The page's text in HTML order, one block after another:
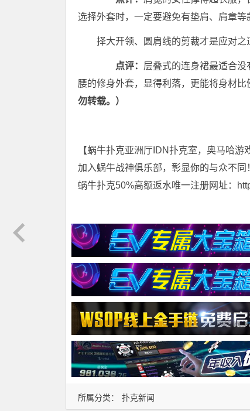
选择外套时，一定要避免有垫肩、肩章等
择大开领、圆肩线的剪裁才是应对之
点评： 层叠式的连身裙最适合
腰的修身外套，显得利落，更能将身材比
勿转载。）
【蜗牛扑克亚洲厅IDN扑克室，奥马哈游
加入蜗牛战神俱乐部，彰显你的与众不同
蜗牛扑克50%高额返水唯一注册网址：
所属分类： 扑克新闻